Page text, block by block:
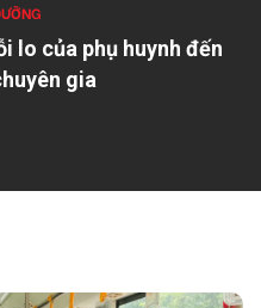
lo của phụ huynh đến
gia